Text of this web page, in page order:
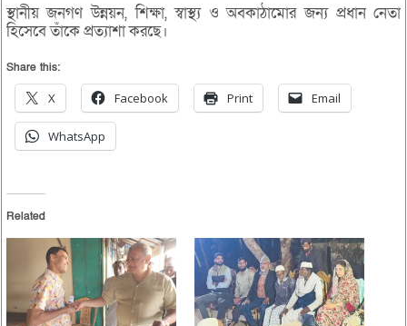
স্থানীয় জনগণ উন্নয়ন, শিক্ষা, স্বাস্থ্য ও অবকাঠামোর জন্য প্রধান নেতা
হিসেবে তাঁকে প্রত্যাশা করছে।
Share this:
X Facebook Print Email
WhatsApp
Related